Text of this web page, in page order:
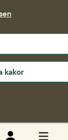
kakor